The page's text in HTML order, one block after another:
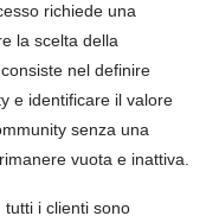
richiede una
la scelta della
nel definire
e identificare il valore
senza una
vuota e inattiva.
i clienti sono